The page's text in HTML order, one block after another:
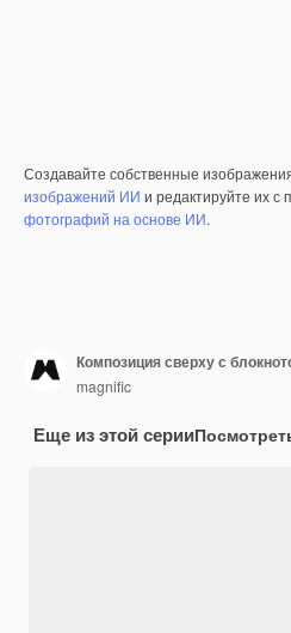
Создавайте собственные
изображений ИИ и редактируйте их
фотографий на основе ИИ.
Композиция сверху с
magnific
Еще из этой серии